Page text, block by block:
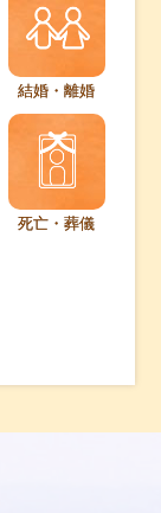
結婚・離婚
死亡・葬儀